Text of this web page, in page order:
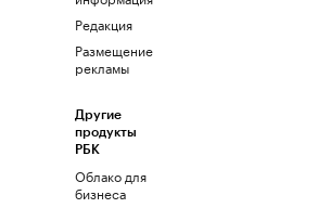
Редакция
Размещение
рекламы
Другие
продукты
РБК
Облако для
бизнеса